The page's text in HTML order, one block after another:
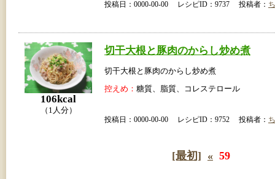
投稿日：0000-00-00 レシピID：9737 投稿者：
106kcal
（1人分）
切干大根と豚肉のからし炒め煮
切干大根と豚肉のからし炒め煮
控えめ： 糖質、脂質、コレステロール
投稿日：0000-00-00 レシピID：9752 投稿者：
[最初] « 59